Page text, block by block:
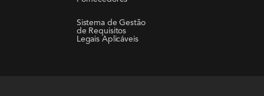
Sistema de Gestão
de Requisitos
Legais Aplicáveis